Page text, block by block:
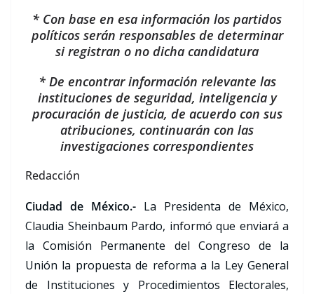
* Con base en esa información los partidos
políticos serán responsables de determinar
si registran o no dicha candidatura
* De encontrar información relevante las
instituciones de seguridad, inteligencia y
procuración de justicia, de acuerdo con sus
atribuciones, continuarán con las
investigaciones correspondientes
Redacción
Ciudad de México.- La Presidenta de México,
Claudia Sheinbaum Pardo, informó que enviará a
la Comisión Permanente del Congreso de la
Unión la propuesta de reforma a la Ley General
de Instituciones y Procedimientos Electorales,